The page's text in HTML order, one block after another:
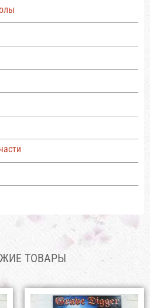
ТОВАРЫ